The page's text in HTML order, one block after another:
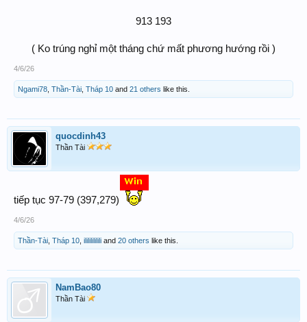
913 193
( Ko trúng nghỉ một tháng chứ mất phương hướng rồi )​
4/6/26
Ngami78 Thần-Tài Tháp 10 and 21 others like this.
quocdinh43
Thần Tài
tiếp tục 97-79 (397,279)
4/6/26
Thần-Tài Tháp 10 ilililililili and 20 others like this.
NamBao80
Thần Tài